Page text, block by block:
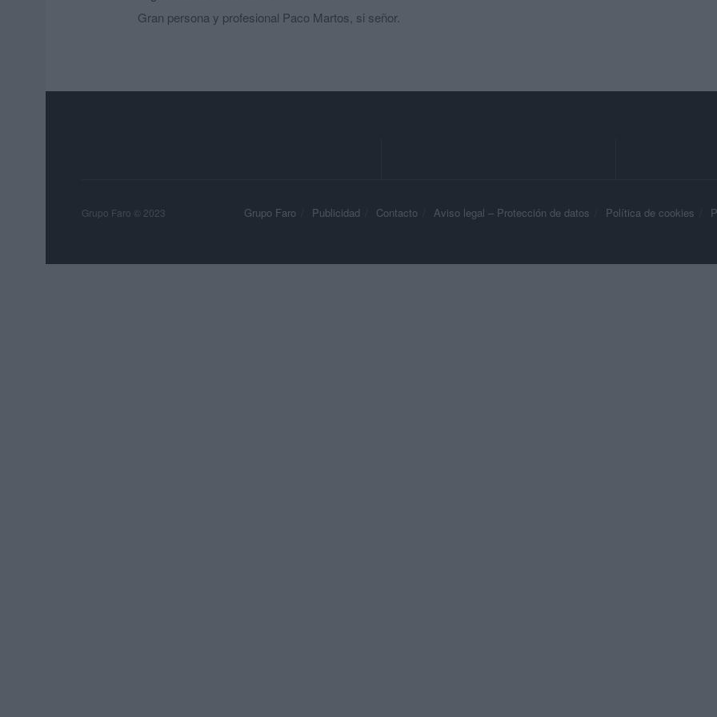
Gran persona y profesional Paco Martos, si señor.
Grupo Faro Publicidad Contacto Aviso legal – Protección de datos Política de cookies
Grupo Faro © 2023